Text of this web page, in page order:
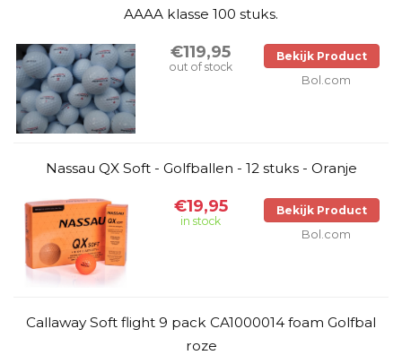
AAAA klasse 100 stuks.
€119,95
out of stock
Bekijk Product
Bol.com
Nassau QX Soft - Golfballen - 12 stuks - Oranje
€19,95
in stock
Bekijk Product
Bol.com
Callaway Soft flight 9 pack CA1000014 foam Golfbal
roze